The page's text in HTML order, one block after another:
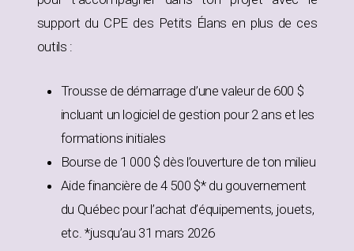
support du CPE des Petits Élans en plus de ces
outils :
Trousse de démarrage d’une valeur de 600 $
incluant un logiciel de gestion pour 2 ans et les
formations initiales
Bourse de 1 000 $ dès l’ouverture de ton milieu
Aide financière de 4 500 $* du gouvernement
du Québec pour l’achat d’équipements, jouets,
etc. *jusqu’au 31 mars 2026